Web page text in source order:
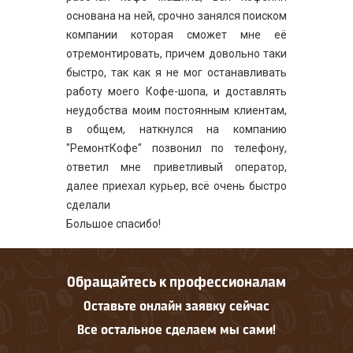
основана на ней, срочно занялся поиском
компании которая сможет мне её
отремонтировать, причем довольно таки
быстро, так как я не мог останавливать
работу моего Кофе-шопа, и доставлять
неудобства моим постоянным клиентам,
в общем, наткнулся на компанию
"РемонтКофе" позвонил по телефону,
ответил мне приветливый оператор,
далее приехал курьер, всё очень быстро
сделали
Большое спасибо!
Обращайтесь к профессионалам
Оставьте онлайн заявку сейчас
Все остальное сделаем мы сами!